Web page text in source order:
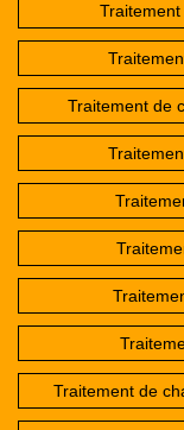
Traitement de
Traitement de